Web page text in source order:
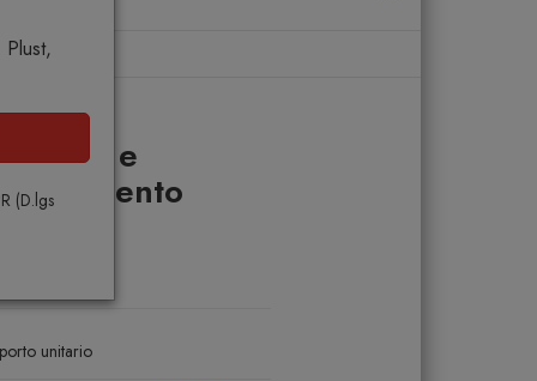
(D.lgs
Home
Oro e
Argento
unitario